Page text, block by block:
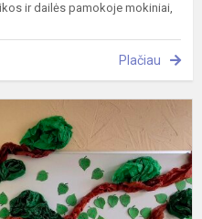
ir dailės pamokoje mokiniai,
Plačiau